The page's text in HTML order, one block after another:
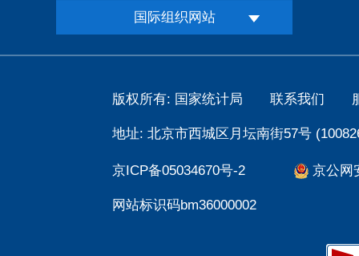
国际组织网站
版权所有: 国家统计局 联系我们
地址: 北京市西城区月坛南街57号
京ICP备05034670号-2 京公网
网站标识码bm36000002